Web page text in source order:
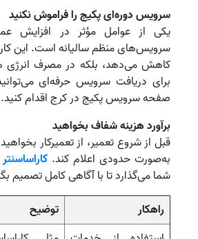
سرویس دوره‌ای پکیج را فراموش نکنید
یکی از عوامل مؤثر در افزایش
سرویس‌های منظم سالیانه است. این کار
کاهش می‌دهد، بلکه در مصرف
برای دریافت سرویس حرفه‌ای
صفحه سرویس پکیج در کرجاقدام کنید.
برآورد هزینه شفاف بخواهید
قبل از شروع تعمیر، از تعمیرکار
به‌صورت حدودی اعلام کند. کاراساسنتر
شما می‌گذارد تا با آگاهی کامل تصمیم
راهکار
توضیح